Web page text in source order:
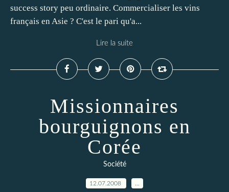
success story peu ordinaire. Commercialiser les vins
français en Asie ? C'est le pari qu'a...
Lire la suite
Missionnaires
bourguignons en
Corée
Société
12.07.2008